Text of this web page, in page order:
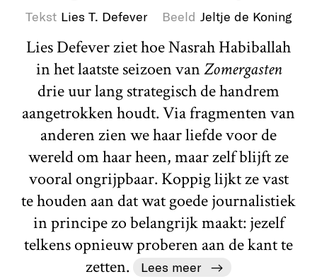
Tekst Lies T. Defever Beeld Jeltje de Koning
Lies Defever ziet hoe Nasrah Habiballah
in het laatste seizoen vanZomergasten
drie uur lang strategisch de handrem
aangetrokken houdt. Via fragmenten van
anderen zien we haar liefde voor de
wereld om haar heen, maar zelf blijft ze
vooral ongrijpbaar. Koppig lijkt ze vast
te houden aan dat wat goede journalistiek
in principe zo belangrijk maakt: jezelf
telkens opnieuw proberen aan de kant te
zetten.
Lees meer